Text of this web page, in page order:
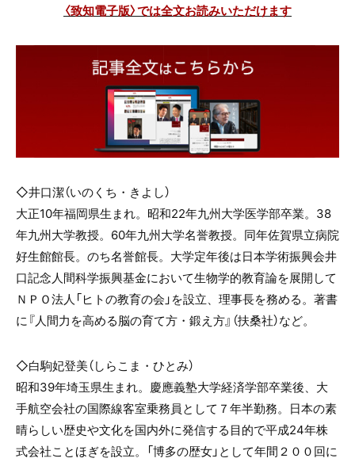
〈致知電子版〉では全文お読みいただけます
◇井口潔（いのくち・きよし）
大正10年福岡県生まれ。昭和22年九州大学医学部卒業。38
年九州大学教授。60年九州大学名誉教授。同年佐賀県立病院
好生館館長。のち名誉館長。大学定年後は日本学術振興会井
口記念人間科学振興基金において生物学的教育論を展開して
ＮＰＯ法人「ヒトの教育の会」を設立、理事長を務める。著書
に『人間力を高める脳の育て方・鍛え方』（扶桑社）など。
◇白駒妃登美（しらこま・ひとみ）
昭和39年埼玉県生まれ。慶應義塾大学経済学部卒業後、大
手航空会社の国際線客室乗務員として７年半勤務。日本の素
晴らしい歴史や文化を国内外に発信する目的で平成24年株
式会社ことほぎを設立。「博多の歴女」として年間２００回に